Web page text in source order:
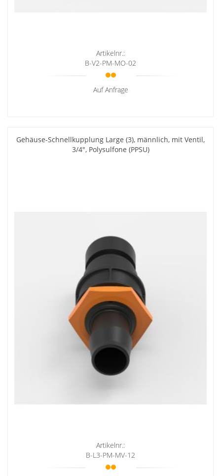
Artikelnr.:
B-V2-PM-MO-02
Auf Anfrage
Gehäuse-Schnellkupplung Large (3), männlich, mit Ventil,
3/4", Polysulfone (PPSU)
Artikelnr.:
B-L3-PM-MV-12